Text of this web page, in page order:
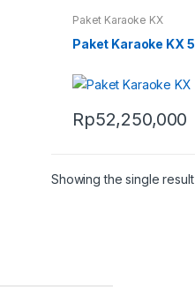
Paket Karaoke KX
Paket Karaoke KX 5
Rp52,250,000
Showing the single result